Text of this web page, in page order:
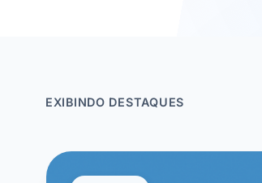
EXIBINDO DESTAQUES